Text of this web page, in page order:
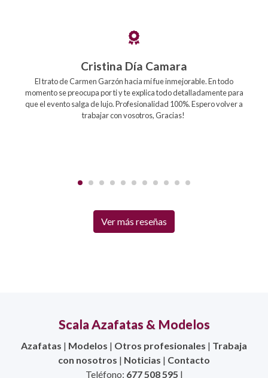
Cristina Día Camara
El trato de Carmen Garzón hacia mí fue inmejorable. En todo
momento se preocupa por ti y te explica todo detalladamente para
que el evento salga de lujo. Profesionalidad 100%. Espero volver a
trabajar con vosotros, Gracias!
Ver más reseñas
Scala Azafatas & Modelos
Azafatas | Modelos | Otros profesionales | Trabaja
con nosotros | Noticias | Contacto
Teléfono: 677 508 595 |